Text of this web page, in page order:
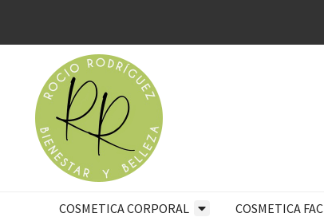
COSMETICA CORPORAL COSMETICA